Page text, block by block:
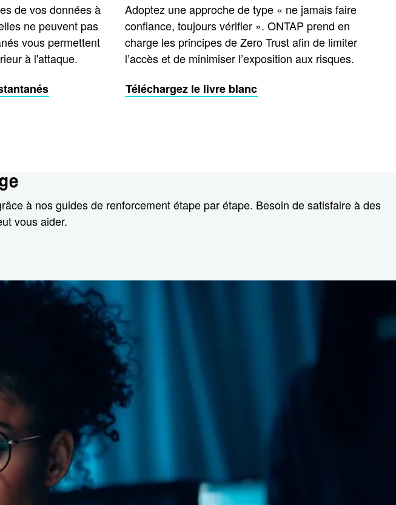
de vos données à
ne peuvent pas
vous permettent
à l'attaque.
Adoptez une approche de type « ne jamais faire
confiance, toujours vérifier ». ONTAP prend en
charge les principes de Zero Trust afin de limiter
l’accès et de minimiser l’exposition aux risques.
Téléchargez le livre blanc
à nos guides de renforcement étape par étape. Besoin de satisfaire à des
vous aider.